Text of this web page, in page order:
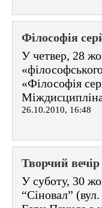
Філософія
У четвер, 28
«Філософія
26.10.2010, 16:48
Творчий
У суботу, 30
“Сіновал”